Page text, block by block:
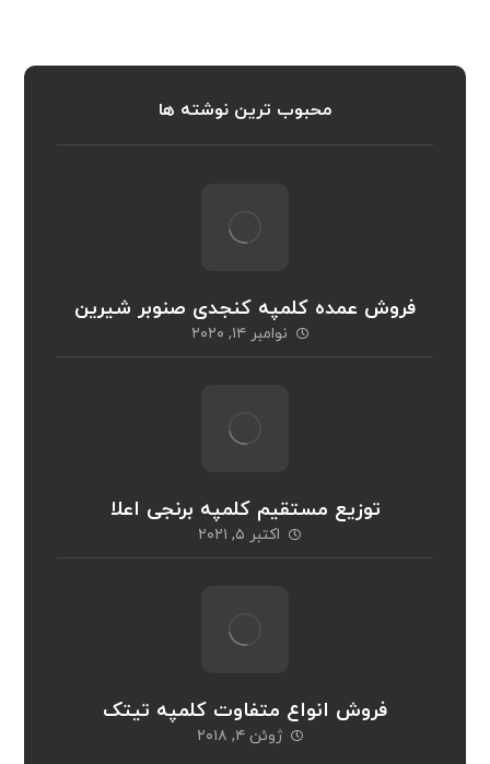
محبوب ترین نوشته ها
فروش عمده کلمپه کنجدی صنوبر شیرین
نوامبر ۱۴, ۲۰۲۰
توزیع مستقیم کلمپه برنجی اعلا
اکتبر ۵, ۲۰۲۱
فروش انواع متفاوت کلمپه تیتک
ژوئن ۴, ۲۰۱۸